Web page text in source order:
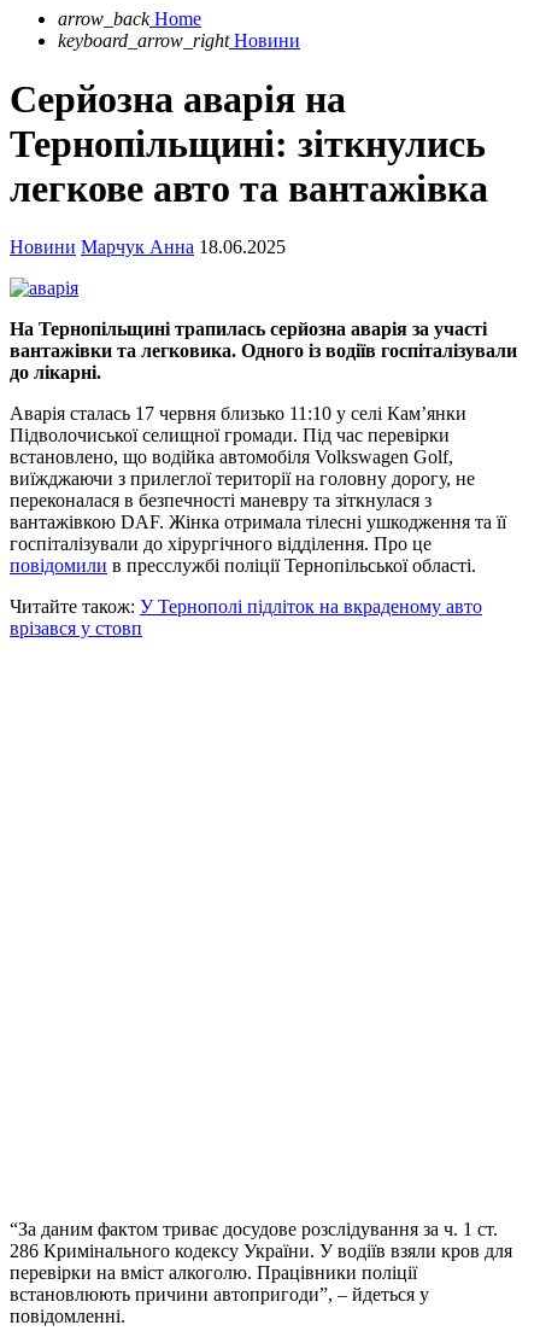
arrow_back Home
keyboard_arrow_right Новини
Серйозна аварія на
Тернопільщині: зіткнулись
легкове авто та вантажівка
Новини Марчук Анна 18.06.2025
На Тернопільщині трапилась серйозна аварія за участі
вантажівки та легковика. Одного із водіїв госпіталізували
до лікарні.
Аварія сталась 17 червня близько 11:10 у селі Кам’янки
Підволочиської селищної громади. Під час перевірки
встановлено, що водійка автомобіля Volkswagen Golf,
виїжджаючи з прилеглої території на головну дорогу, не
переконалася в безпечності маневру та зіткнулася з
вантажівкою DAF. Жінка отримала тілесні ушкодження та її
госпіталізували до хірургічного відділення. Про це
повідомили в пресслужбі поліції Тернопільської області.
Читайте також: У Тернополі підліток на вкраденому авто
врізався у стовп
“За даним фактом триває досудове розслідування за ч. 1 ст.
286 Кримінального кодексу України. У водіїв взяли кров для
перевірки на вміст алкоголю. Працівники поліції
встановлюють причини автопригоди”, – йдеться у
повідомленні.